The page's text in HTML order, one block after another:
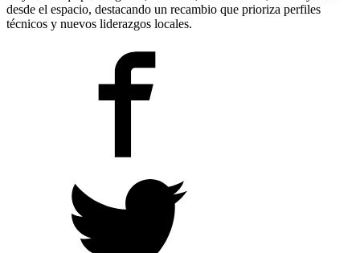
desde el espacio, destacando un recambio que prioriza perfiles
técnicos y nuevos liderazgos locales.